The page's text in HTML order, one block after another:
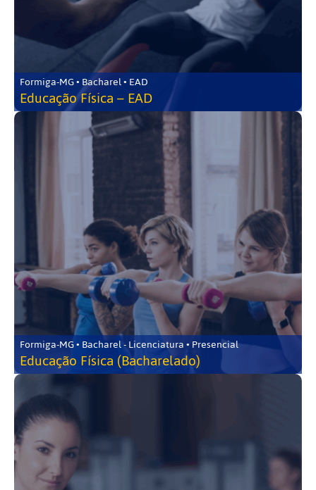
Formiga-MG • Bacharel • EAD
Educação Física – EAD
Formiga-MG • Bacharel - Licenciatura • Presencial
Educação Física (Bacharelado)